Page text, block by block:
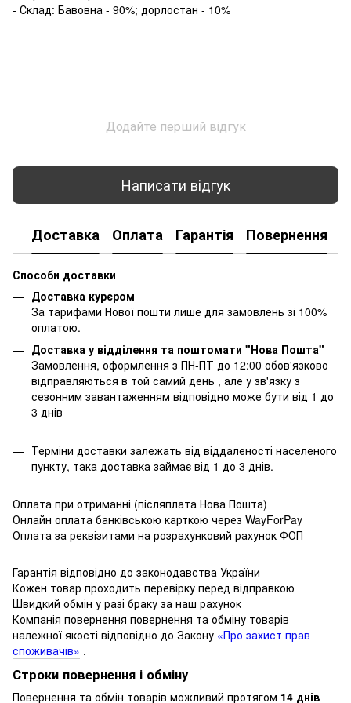
- Склад: Бавовна - 90%; дорлостан - 10%
Додайте перший відгук
Написати відгук
Доставка Оплата Гарантія Повернення
Способи доставки
Доставка курєром
За тарифами Нової пошти лише для замовлень зі 100%
оплатою.
Доставка у відділення та поштомати "Нова Пошта"
Замовлення, оформлення з ПН-ПТ до 12:00 обов'язково
відправляються в той самий день , але у зв'язку з
сезонним завантаженням відповідно може бути від 1 до
3 днів
Терміни доставки залежать від віддаленості населеного
пункту, така доставка займає від 1 до 3 днів.
Оплата при отриманні (післяплата Нова Пошта)
Онлайн оплата банківською карткою через WayForPay
Оплата за реквізитами на розрахунковий рахунок ФОП
Гарантія відповідно до законодавства України
Кожен товар проходить перевірку перед відправкою
Швидкий обмін у разі браку за наш рахунок
Компанія повернення повернення та обміну товарів
належної якості відповідно до Закону «Про захист прав
споживачів» .
Строки повернення і обміну
Повернення та обмін товарів можливий протягом 14 днів